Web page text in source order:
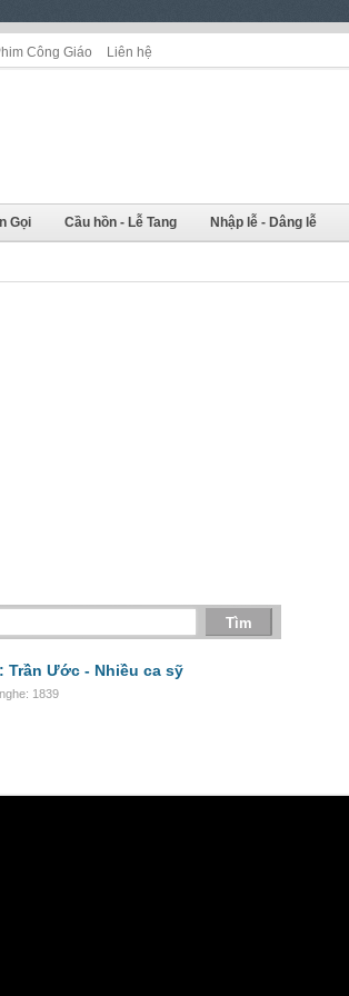
Công Giáo Liên hệ
Gọi Cầu hồn - Lễ Tang Nhập lễ - Dâng lễ
Trần Ước - Nhiều ca sỹ
1839